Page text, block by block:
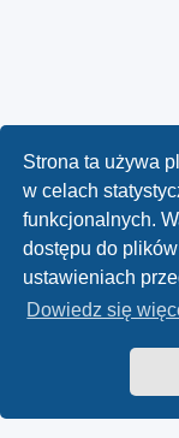
Strona ta używa
w celach
funkcjonalnych.
dostępu do
ustawieniach
Dowiedz się